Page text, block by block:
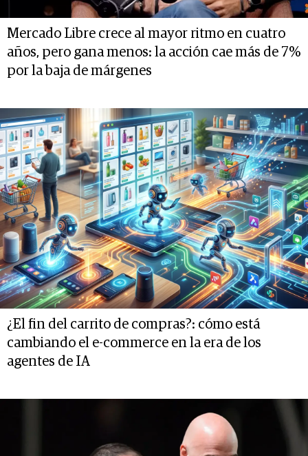
Mercado Libre crece al mayor ritmo en cuatro
años, pero gana menos: la acción cae más de 7%
por la baja de márgenes
¿El fin del carrito de compras?: cómo está
cambiando el e-commerce en la era de los
agentes de IA